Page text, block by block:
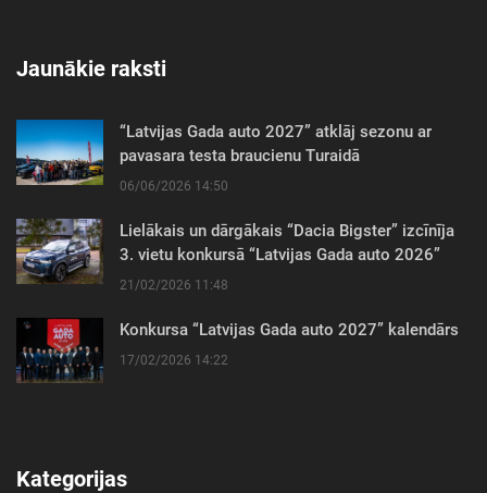
Jaunākie raksti
“Latvijas Gada auto 2027” atklāj sezonu ar
pavasara testa braucienu Turaidā
06/06/2026 14:50
Lielākais un dārgākais “Dacia Bigster” izcīnīja
3. vietu konkursā “Latvijas Gada auto 2026”
21/02/2026 11:48
Konkursa “Latvijas Gada auto 2027” kalendārs
17/02/2026 14:22
Kategorijas